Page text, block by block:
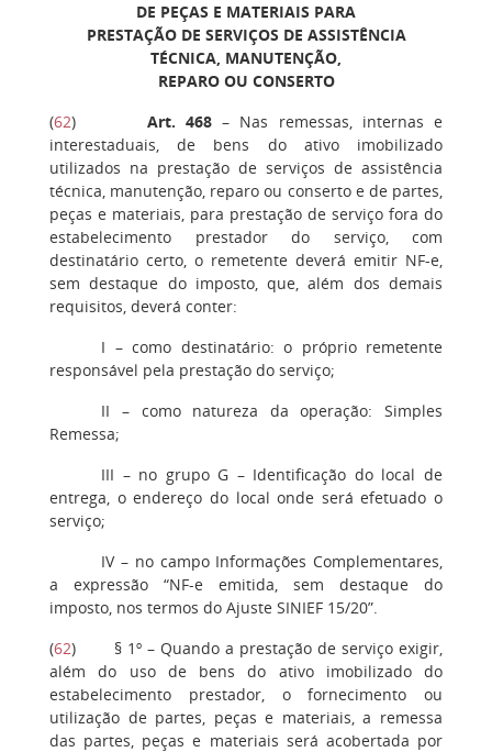
DE PEÇAS E MATERIAIS PARA
PRESTAÇÃO DE SERVIÇOS DE ASSISTÊNCIA
TÉCNICA, MANUTENÇÃO,
REPARO OU CONSERTO
(62) Art. 468 – Nas remessas, internas e
interestaduais, de bens do ativo imobilizado
utilizados na prestação de serviços de assistência
técnica, manutenção, reparo ou conserto e de partes,
peças e materiais, para prestação de serviço fora do
estabelecimento prestador do serviço, com
destinatário certo, o remetente deverá emitir NF-e,
sem destaque do imposto, que, além dos demais
requisitos, deverá conter:
I – como destinatário: o próprio remetente
responsável pela prestação do serviço;
II – como natureza da operação: Simples
Remessa;
III – no grupo G – Identificação do local de
entrega, o endereço do local onde será efetuado o
serviço;
IV– no campo Informações Complementares,
a expressão “NF-e emitida, sem destaque do
imposto, nos termos do Ajuste SINIEF 15/20”.
(62) § 1º – Quando a prestação de serviço exigir,
além do uso de bens do ativo imobilizado do
estabelecimento prestador, o fornecimento ou
utilização de partes, peças e materiais, a remessa
das partes, peças e materiais será acobertada por